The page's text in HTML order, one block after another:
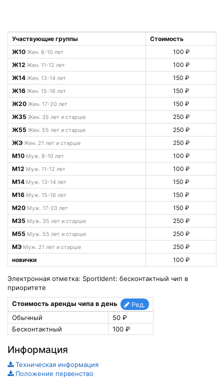
Участвующие группы
Стоимость
Ж10 Жен. 8-10 лет
100 ₽
Ж12 Жен. 11-12 лет
100 ₽
Ж14 Жен. 13-14 лет
150 ₽
Ж16 Жен. 15-16 лет
150 ₽
Ж20 Жен. 17-20 лет
150 ₽
Ж35 Жен. 35 лет и старше
250 ₽
Ж55 Жен. 55 лет и старше
250 ₽
ЖЭ Жен. 21 лет и старше
250 ₽
М10 Муж. 8-10 лет
100 ₽
М12 Муж. 11-12 лет
100 ₽
М14 Муж. 13-14 лет
150 ₽
М16 Муж. 15-16 лет
150 ₽
М20 Муж. 17-20 лет
150 ₽
М35 Муж. 35 лет и старше
250 ₽
М55 Муж. 55 лет и старше
250 ₽
МЭ Муж. 21 лет и старше
250 ₽
новички
100 ₽
Электронная отметка: SportIdent: бесконтактный чип в
приоритете
Стоимость аренды чипа в день
Ред.
Обычный
50 ₽
Бесконтактный
100 ₽
Информация
Техническая информация
Положение первенство